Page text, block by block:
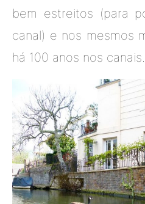
bem estreitos (para
canal) e nos mesmos
há 100 anos nos canais.